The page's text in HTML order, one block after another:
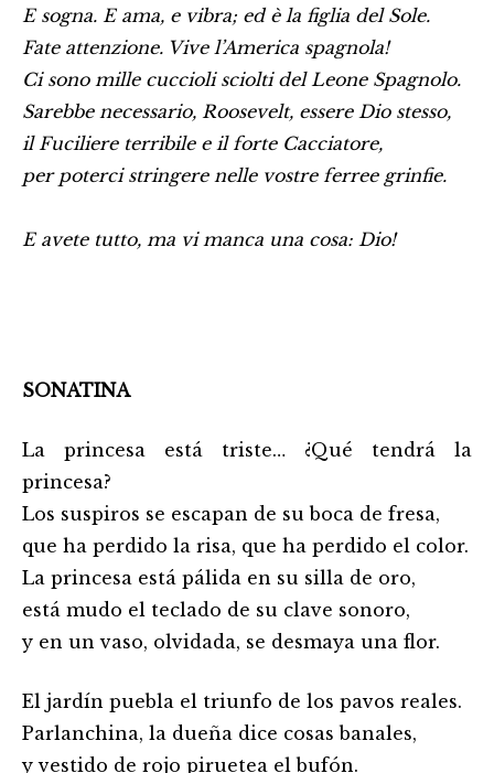
E sogna. E ama, e vibra; ed è la figlia del Sole.
Fate attenzione. Vive l’America spagnola!
Ci sono mille cuccioli sciolti del Leone Spagnolo.
Sarebbe necessario, Roosevelt, essere Dio stesso,
il Fuciliere terribile e il forte Cacciatore,
per poterci stringere nelle vostre ferree grinfie.
E avete tutto, ma vi manca una cosa: Dio!
SONATINA
La princesa está triste… ¿Qué tendrá la
princesa?
Los suspiros se escapan de su boca de fresa,
que ha perdido la risa, que ha perdido el color.
La princesa está pálida en su silla de oro,
está mudo el teclado de su clave sonoro,
y en un vaso, olvidada, se desmaya una flor.
El jardín puebla el triunfo de los pavos reales.
Parlanchina, la dueña dice cosas banales,
y vestido de rojo piruetea el bufón.